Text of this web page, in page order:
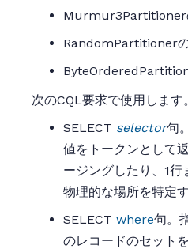
Murmur3Partitioner
RandomPartitioner
次のCQL要求で使用します。
SELECT selector句
値をトークンとして
ージングしたり、1
物理的な場所を特定
SELECT where句。
のレコードのセット